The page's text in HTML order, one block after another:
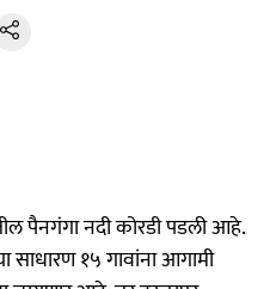
पैनगंगा नदी कोरडी पडली आहे.
साधारण १५ गावांना आगामी